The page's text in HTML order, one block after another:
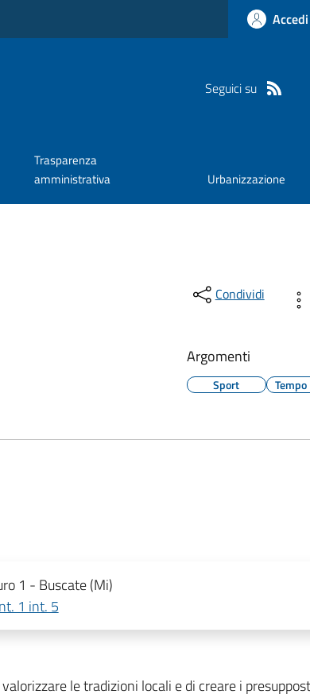
Seguici su
Trasparenza
amministrativa
Urbanizzazione
Condividi
Argomenti
Sport
1 - Buscate (Mi)
1 int. 5
le tradizioni locali e di creare i